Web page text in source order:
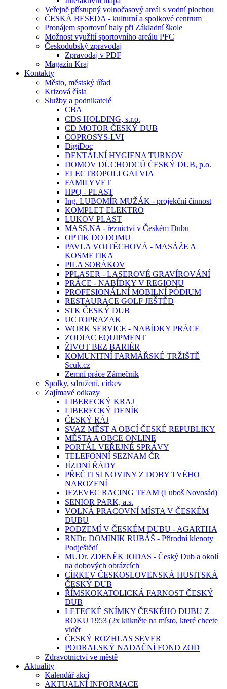
Veřejně přístupný volnočasový areál s vodní plochou
ČESKÁ BESEDA - kulturní a spolkové centrum
Pronájem sportovní haly při Základní škole
Možnost využití sportovního areálu PFC
Českodubský zpravodaj
Zpravodaj v PDF
Magazín Kraj
Kontakty
Město, městský úřad
Krizová čísla
Služby a podnikatelé
CBA
CDS HOLDING, s.r.o.
CD MOTOR ČESKÝ DUB
COPROSYS-LVI
DigiDoc
DENTÁLNÍ HYGIENA TURNOV
DOMOV DŮCHODCŮ ČESKÝ DUB, p.o.
ELECTROPOLI GALVIA
FAMILYVET
HPQ - PLAST
Ing. LUBOMÍR MUŽÁK - projekční činnost
KOMPLET ELEKTRO
LUKOV PLAST
MASS.NA - řeznictví v Českém Dubu
OPTIK DO DOMU
PAVLA VOJTĚCHOVÁ - MASÁŽE A
KOSMETIKA
PILA SOBÁKOV
PPLASER - LASEROVÉ GRAVÍROVÁNÍ
PRÁCE - NABÍDKY V REGIONU
PROFESIONÁLNÍ MOBILNÍ PÓDIUM
RESTAURACE GOLF JEŠTĚD
STK ČESKÝ DUB
UCTOPRAZAK
WORK SERVICE - NABÍDKY PRÁCE
ZODIAC EQUIPMENT
ŽIVOT BEZ BARIÉR
KOMUNITNÍ FARMÁŘSKÉ TRŽIŠTĚ
Scuk.cz
Zemní práce Zámečník
Spolky, sdružení, církev
Zajímavé odkazy
LIBERECKÝ KRAJ
LIBERECKÝ DENÍK
ČESKÝ RÁJ
SVAZ MĚST A OBCÍ ČESKÉ REPUBLIKY
MĚSTA A OBCE ONLINE
PORTÁL VEŘEJNÉ SPRÁVY
TELEFONNÍ SEZNAM ČR
JÍZDNÍ ŘÁDY
PŘEČTI SI NOVINY Z DOBY TVÉHO
NAROZENÍ
JEZEVEC RACING TEAM (Luboš Novosád)
SENIOR PARK, a.s.
VOLNÁ PRACOVNÍ MÍSTA V ČESKÉM
DUBU
PODZEMÍ V ČESKÉM DUBU - AGARTHA
RNDr. DOMINIK RUBÁŠ - Přírodní klenoty
Podještědí
MUDr. ZDENĚK JODAS - Český Dub a okolí
na dobových obrázcích
CÍRKEV ČESKOSLOVENSKÁ HUSITSKÁ
ČESKÝ DUB
ŘÍMSKOKATOLICKÁ FARNOST ČESKÝ
DUB
LETECKÉ SNÍMKY ČESKÉHO DUBU Z
ROKU 1953 (2x klikněte na místo, které chcete
vidět
ČESKÝ ROZHLAS SEVER
PODRALSKÝ NADAČNÍ FOND ZOD
Zdravotnictví ve městě
Aktuality
Kalendář akcí
AKTUALNÍ INFORMACE